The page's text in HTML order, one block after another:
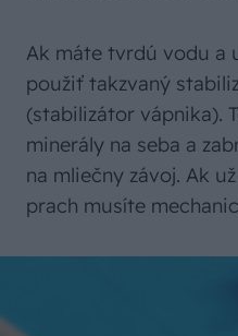
Ak máte tvrdú vodu a
použiť takzvaný
(stabilizátor vápnika).
minerály na seba a
na mliečny závoj. Ak
prach musíte